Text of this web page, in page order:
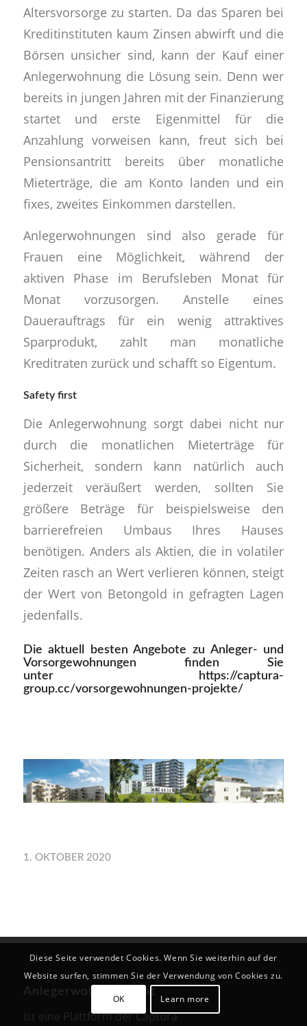
Altersvorsorge zu starten. Da das Sparen bei
Kreditinstituten kaum Zinsen abwirft und die
Börsen unsicher sind, kann der Kauf einer
Anlegerwohnung die Lösung sein. Denn wer
bereits in jungen Jahren mit der Finanzierung
startet und erste Eigenmittel für die
Anzahlung vorweisen kann, freut sich bei
Pensionsantritt bereits über monatliche
Mieterträge, die am Konto landen und ein
fixes, zweites Einkommen darstellen.
Anlegerwohnungen sind also gerade für
Frauen eine Möglichkeit, während der
aktiven Phase im Berufsleben Monat für
Monat vorzusorgen. Anstelle eines
Dauerauftrags für ein wenig attraktives
Sparprodukt, zahlt man monatliche
Kreditraten zurück und schafft so Eigentum.
Safety first
Die Anlegerwohnung sorgt dabei nicht nur
durch die monatlichen Mieterträge für
Sicherheit, sondern kann natürlich auch
jederzeit veräußert werden, sollten Sie
größere Beträge für beispielsweise den
barrierefreien Umbaus Ihres Hauses
benötigen. Anders als Aktien, die in volatiler
Zeiten rasch an Wert verlieren können, steigt
der Wert von Betongold in gefragten Lagen
jedenfalls.
Die aktuell besten Angebote zu Anleger- und
Vorsorgewohnungen finden Sie
unter
https://captura-
group.cc/vorsorgewohnungen-projekte/
1. OKTOBER 2020
Anlegerwohnung24.at
ist eine Plattform der Captura
Diese Seite verwendet Cookies. Wenn Sie weiterhin auf der
Website surfen, stimmen Sie der Verwendung von Cookies zu.
OK Learn more